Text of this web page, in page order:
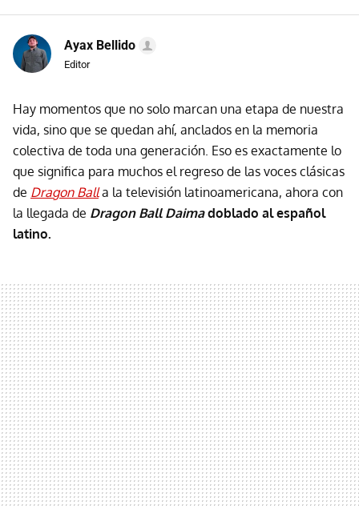
Ayax Bellido
Editor
Hay momentos que no solo marcan una etapa de nuestra
vida, sino que se quedan ahí, anclados en la memoria
colectiva de toda una generación. Eso es exactamente lo
que significa para muchos el regreso de las voces clásicas
de Dragon Balla la televisión latinoamericana, ahora con
la llegada de Dragon Ball Daimadoblado al español
latino.